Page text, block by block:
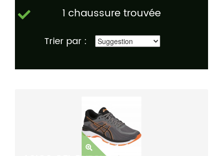
1 chaussure trouvée
Trier par :